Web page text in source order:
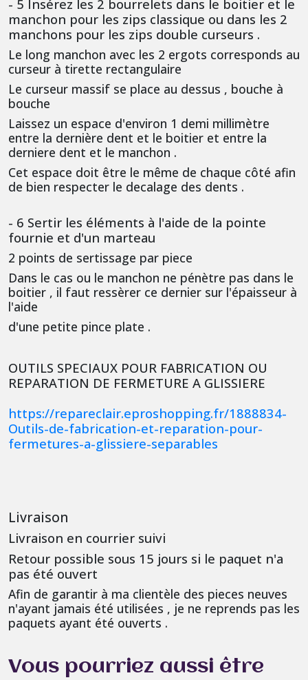
- 5 Insérez les 2 bourrelets dans le boitier et le
manchon pour les zips classique ou dans les 2
manchons pour les zips double curseurs .
Le long manchon avec les 2 ergots corresponds au
curseur à tirette rectangulaire
Le curseur massif se place au dessus , bouche à
bouche
Laissez un espace d'environ 1 demi millimètre
entre la dernière dent et le boitier et entre la
derniere dent et le manchon .
Cet espace doit être le même de chaque côté afin
de bien respecter le decalage des dents .
- 6 Sertir les éléments à l'aide de la pointe
fournie et d'un marteau
2 points de sertissage par piece
Dans le cas ou le manchon ne pénètre pas dans le
boitier , il faut ressèrer ce dernier sur l'épaisseur à
l'aide
d'une petite pince plate .
OUTILS SPECIAUX POUR FABRICATION OU
REPARATION DE FERMETURE A GLISSIERE
https://repareclair.eproshopping.fr/1888834-
Outils-de-fabrication-et-reparation-pour-
fermetures-a-glissiere-separables
Livraison
Livraison en courrier suivi
Retour possible sous 15 jours si le paquet n'a
pas été ouvert
Afin de garantir à ma clientèle des pieces neuves
n'ayant jamais été utilisées , je ne reprends pas les
paquets ayant été ouverts .
Vous pourriez aussi être